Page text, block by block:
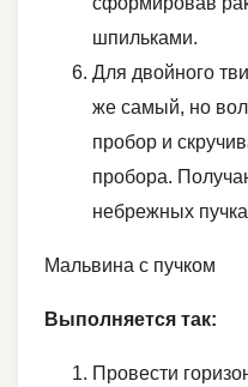
шпильками.
Для двойного
же самый, но
пробор и
пробора.
небрежных
Мальвина с пучком
Выполняется так:
Провести